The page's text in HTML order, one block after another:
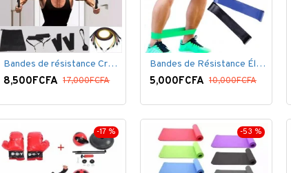
Bandes de résistance Crossfit pour la remise en forme - 11 pièces/ensemble - Élastique- Caoutchouc
8,500FCFA 17,000FCFA
Bandes de Résistance Élastique Latex pour Salle de Gym, Exercice, Yoga, Pilâtes, Kinésithérapie, Rééducation
5,000FCFA 10,000FCFA
-17 % -53 %